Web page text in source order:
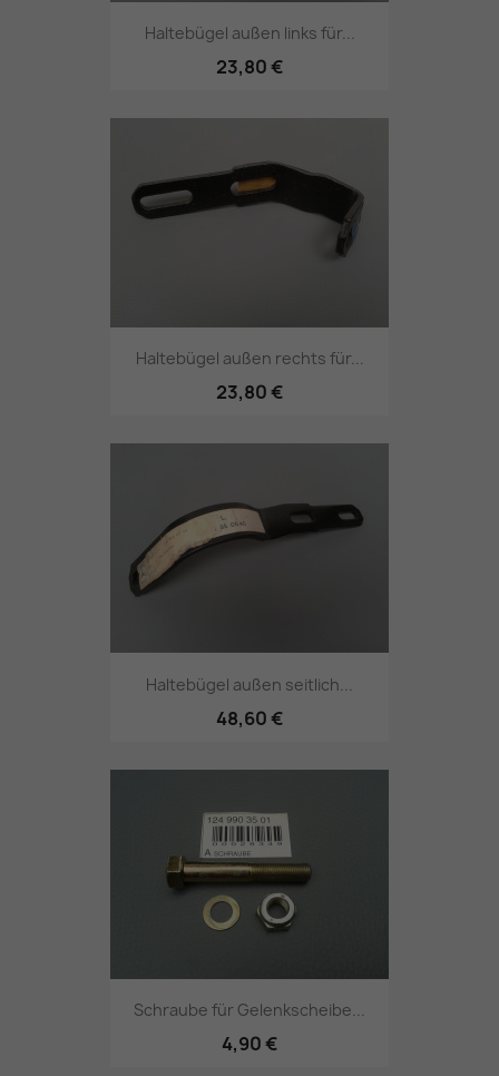
Haltebügel außen links für...
23,80 €
Haltebügel außen rechts für...
23,80 €
Haltebügel außen seitlich...
48,60 €
Schraube für Gelenkscheibe...
4,90 €